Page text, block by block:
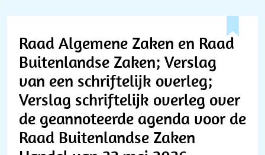
Raad Algemene Zaken en Raad
Buitenlandse Zaken; Verslag
van een schriftelijk overleg;
Verslag schriftelijk overleg over
de geannoteerde agenda voor de
Raad Buitenlandse Zaken